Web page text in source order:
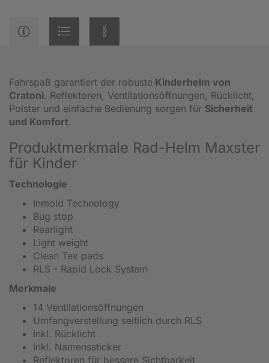
Fahrspaß garantiert der robuste Kinderhelm von
Cratoni. Reflektoren, Ventilationsöffnungen, Rücklicht,
Polster und einfache Bedienung sorgen für Sicherheit
und Komfort.
Produktmerkmale Rad-Helm Maxster
für Kinder
Technologie
Inmold Technology
Bug stop
Rearlight
Light weight
Clean Tex pads
RLS - Rapid Lock System
Merkmale
14 Ventilationsöffnungen
Umfangverstellung seitlich durch RLS
Inkl. Rücklicht
Inkl. Namenssticker
Reflektoren für bessere Sichtbarkeit